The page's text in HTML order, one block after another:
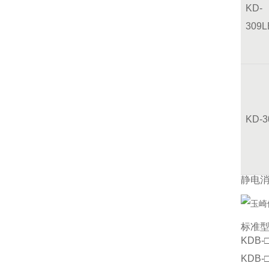
KD-
KD-
静电
标准型
KDB-
KDB-